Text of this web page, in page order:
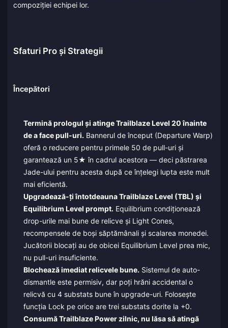
compoziției echipei lor.
Sfaturi Pro și Strategii
Începători
Termină prologul și atinge Trailblaze Level 20 înainte
de a face pull-uri. Bannerul de început (Departure Warp)
oferă o reducere pentru primele 50 de pull-uri și
garantează un 5★ în cadrul acestora — deci păstrarea
Jade-ului pentru acesta după ce înțelegi lupta este mult
mai eficientă.
Upgradează-ți întotdeauna Trailblaze Level (TBL) și
Equilibrium Level prompt. Equilibrium condiționează
drop-urile mai bune de relicve și Light Cones,
recompensele de boși săptămânali și scalarea monedei.
Jucătorii blocați au de obicei Equilibrium Level prea mic,
nu pull-uri insuficiente.
Blochează imediat relicvele bune. Sistemul de auto-
dismantle este permisiv, dar poți hrăni accidental o
relicvă cu 4 substats bune în upgrade-uri. Folosește
funcția Lock pe orice are trei substats dorite la +0.
Consumă Trailblaze Power zilnic, nu lăsa să atingă